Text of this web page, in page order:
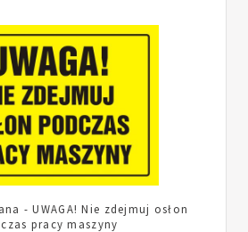
- UWAGA! Nie zdejmuj osłon
pracy maszyny